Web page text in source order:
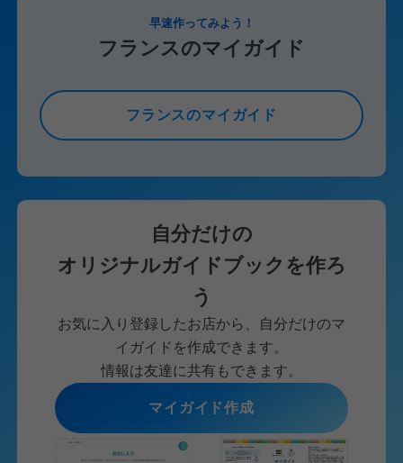
早速作ってみよう！
フランスのマイガイド
フランスのマイガイド
自分だけの
オリジナルガイドブックを作ろ
う
お気に入り登録したお店から、自分だけのマ
イガイドを作成できます。
情報は友達に共有もできます。
マイガイド作成